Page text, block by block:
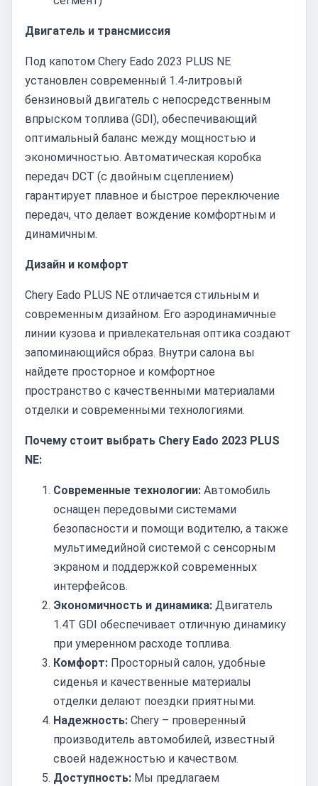
Двигатель и трансмиссия
Под капотом Chery Eado 2023 PLUS NE
установлен современный 1.4-литровый
бензиновый двигатель с непосредственным
впрыском топлива (GDI), обеспечивающий
оптимальный баланс между мощностью и
экономичностью. Автоматическая коробка
передач DCT (с двойным сцеплением)
гарантирует плавное и быстрое переключение
передач, что делает вождение комфортным и
динамичным.
Дизайн и комфорт
Chery Eado PLUS NE отличается стильным и
современным дизайном. Его аэродинамичные
линии кузова и привлекательная оптика создают
запоминающийся образ. Внутри салона вы
найдете просторное и комфортное
пространство с качественными материалами
отделки и современными технологиями.
Почему стоит выбрать Chery Eado 2023 PLUS
NE:
Современные технологии: Автомобиль
оснащен передовыми системами
безопасности и помощи водителю, а также
мультимедийной системой с сенсорным
экраном и поддержкой современных
интерфейсов.
Экономичность и динамика: Двигатель
1.4T GDI обеспечивает отличную динамику
при умеренном расходе топлива.
Комфорт: Просторный салон, удобные
сиденья и качественные материалы
отделки делают поездки приятными.
Надежность: Chery – проверенный
производитель автомобилей, известный
своей надежностью и качеством.
Доступность: Мы предлагаем